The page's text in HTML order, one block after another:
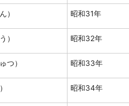
） 昭和31年
） 昭和32年
つ） 昭和33年
昭和34年